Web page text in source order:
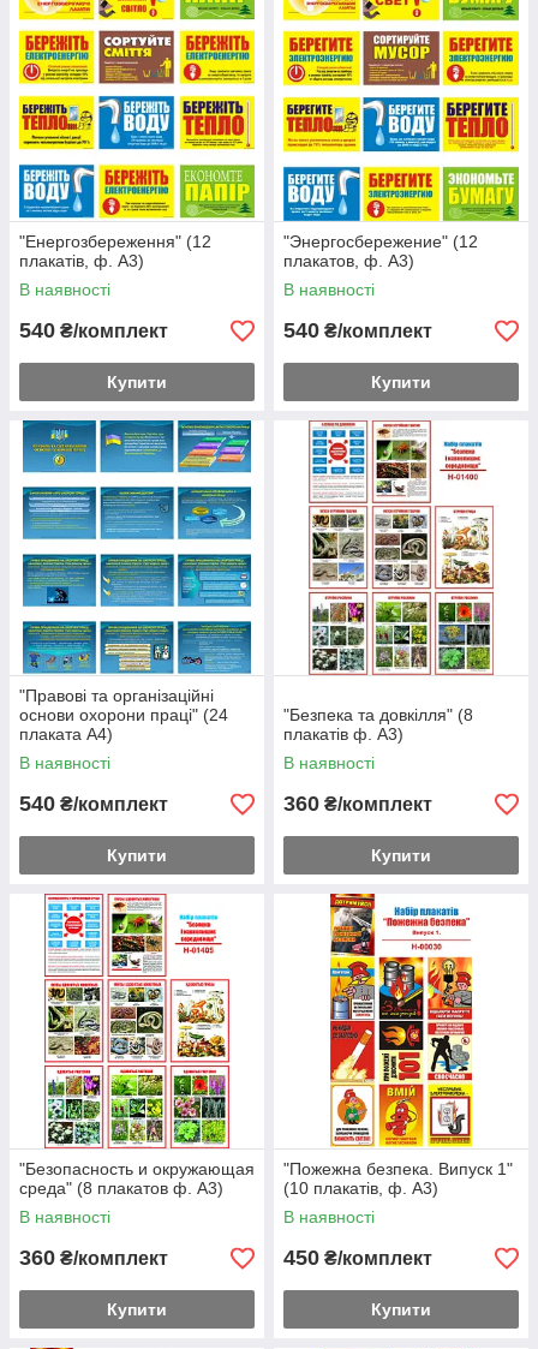
"Енергозбереження" (12
плакатів, ф. А3)
В наявності
540 ₴/комплект
Купити
"Энергосбережение" (12
плакатов, ф. А3)
В наявності
540 ₴/комплект
Купити
"Правові та організаційні
основи охорони праці" (24
плаката А4)
В наявності
540 ₴/комплект
Купити
"Безпека та довкілля" (8
плакатів ф. А3)
В наявності
360 ₴/комплект
Купити
"Безопасность и окружающая
среда" (8 плакатов ф. А3)
В наявності
360 ₴/комплект
Купити
"Пожежна безпека. Випуск 1"
(10 плакатів, ф. А3)
В наявності
450 ₴/комплект
Купити